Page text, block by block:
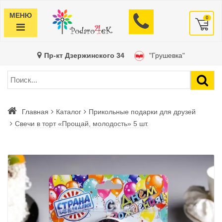
МЕНЮ 0
Пр-кт Дзержинского 34 "Грушевка"
Главная Каталог
Прикольные подарки для друзей
Свечи в торт «Прощай, молодость» 5 шт.